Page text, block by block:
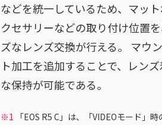
などを統一しているため、マッ
クセサリーなどの取り付け位置
ズなレンズ交換が行える。 マウ
ト加工を追加することで、レン
な保持が可能である。
※1 「EOS R5 C」は、「VIDEOモード」時